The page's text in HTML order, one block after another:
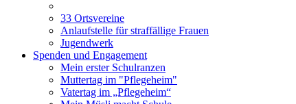
33 Ortsvereine
Anlaufstelle für straffällige Frauen
Jugendwerk
Spenden und Engagement
Mein erster Schulranzen
Muttertag im "Pflegeheim"
Vatertag im „Pflegeheim“